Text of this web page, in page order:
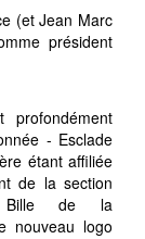
(et Jean Marc
président
- Esclade
étant affiliée
de la section
Bille de la
nouveau logo